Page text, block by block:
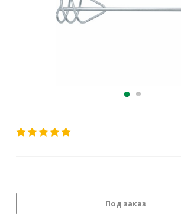
Под заказ